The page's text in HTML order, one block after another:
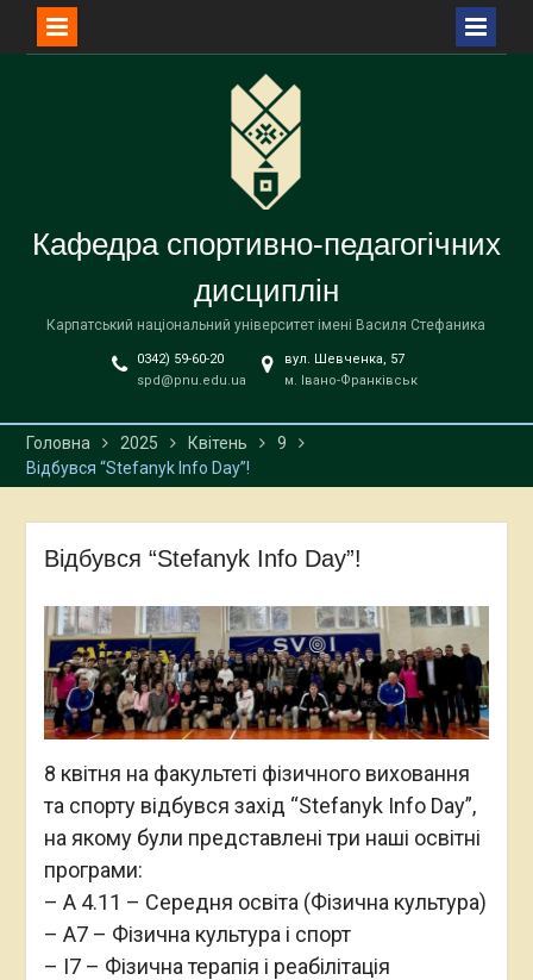
Кафедра спортивно-педагогічних
дисциплін
Карпатський національний університет імені Василя Стефаника
0342) 59-60-20
spd@pnu.edu.ua
вул. Шевченка, 57
м. Івано-Франківськ
Головна 2025 Квітень
9
Відбувся “Stefanyk Info Day”!
Відбувся “Stefanyk Info Day”!
8 квітня на факультеті фізичного виховання
та спорту відбувся захід “Stefanyk Info Day”,
на якому були представлені три наші освітні
програми:
– A 4.11 – Середня освіта (Фізична культура)
– A7 – Фізична культура і спорт
– I7 – Фізична терапія і реабілітація